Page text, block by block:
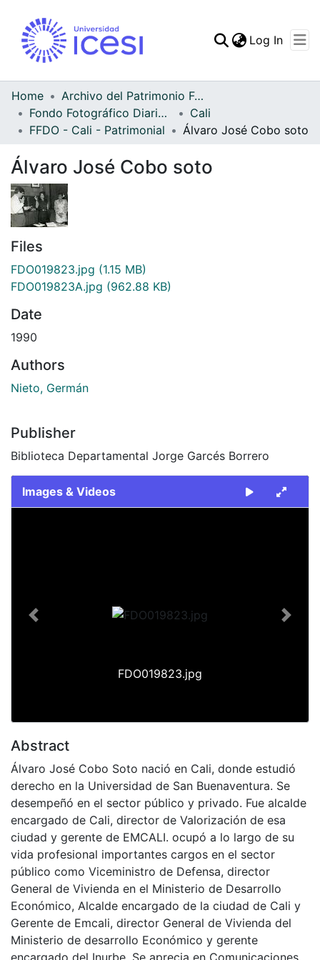
Statistics
Log In
Home
Archivo del Patrimonio Fotográfico y Fílmico del Valle del Cauca
Fondo Fotográfico Diario Occidente
Cali
FFDO - Cali - Patrimonial
Álvaro José Cobo soto
Álvaro José Cobo soto
Files
FDO019823.jpg (1.15 MB)
FDO019823A.jpg (962.88 KB)
Date
1990
Authors
Nieto, Germán
Publisher
Biblioteca Departamental Jorge Garcés Borrero
Images & Videos
FDO019823.jpg
Previous Next
Abstract
Álvaro José Cobo Soto nació en Cali, donde estudió
derecho en la Universidad de San Buenaventura. Se
desempeñó en el sector público y privado. Fue alcalde
encargado de Cali, director de Valorización de esa
ciudad y gerente de EMCALI. ocupó a lo largo de su
vida profesional importantes cargos en el sector
público como Viceministro de Defensa, director
General de Vivienda en el Ministerio de Desarrollo
Económico, Alcalde encargado de la ciudad de Cali y
Gerente de Emcali, director General de Vivienda del
Ministerio de desarrollo Económico y gerente
encargado del Inurbe. Se aprecia en Comunicaciones